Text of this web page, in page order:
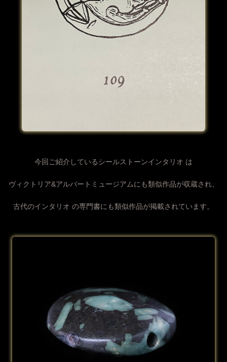
今回ご紹介しているシールストーンインタリオ は
ヴィクトリア&アルバートミュージアムにも類似作品が収蔵され、
古代のインタリオ の専門書にも類似作品が掲載されています。